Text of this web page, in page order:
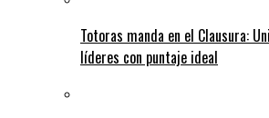
Totoras manda en el Clausura:
líderes con puntaje ideal